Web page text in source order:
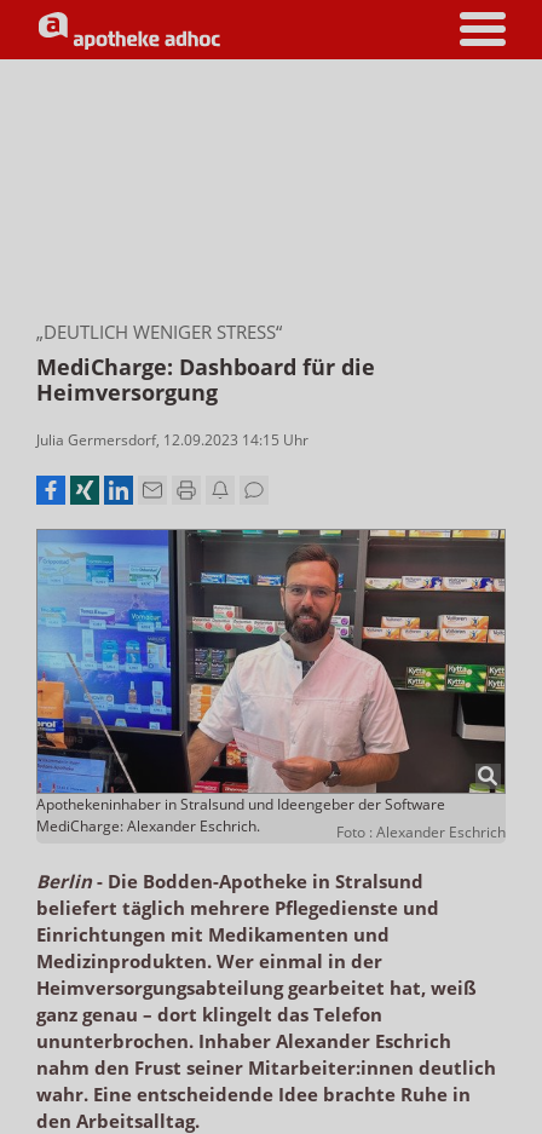
„DEUTLICH WENIGER STRESS“
MediCharge: Dashboard für die
Heimversorgung
Julia Germersdorf, 12.09.2023 14:15 Uhr
Apothekeninhaber in Stralsund und Ideengeber der Software
MediCharge: Alexander Eschrich.
Foto : Alexander Eschrich
Berlin- Die Bodden-Apotheke in Stralsund
beliefert täglich mehrere Pflegedienste und
Einrichtungen mit Medikamenten und
Medizinprodukten. Wer einmal in der
Heimversorgungsabteilung gearbeitet hat, weiß
ganz genau – dort klingelt das Telefon
ununterbrochen. Inhaber Alexander Eschrich
nahm den Frust seiner Mitarbeiter:innen deutlich
wahr. Eine entscheidende Idee brachte Ruhe in
den Arbeitsalltag.